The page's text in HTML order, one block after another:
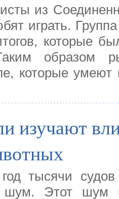
из
играть.
которые
образом
которые умеют
изучают
тысячи
шум. Этот шум